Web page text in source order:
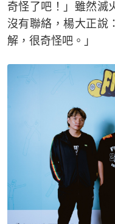
奇怪了吧！」雖然滅
沒有聯絡，楊大正說
解，很奇怪吧。」